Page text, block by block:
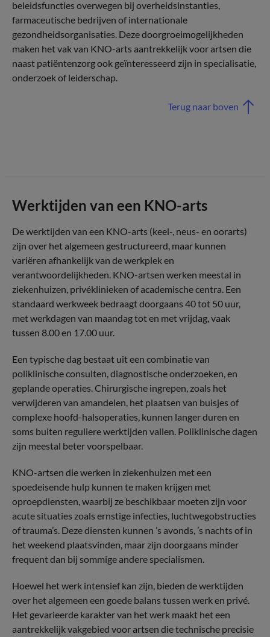
beleidsfuncties overwegen bij overheidsinstanties,
farmaceutische bedrijven of internationale
gezondheidsorganisaties. Deze doorgroeimogelijkheden
maken het vak van KNO-arts aantrekkelijk voor artsen die
naast patiëntenzorg ook geïnteresseerd zijn in specialisatie,
onderzoek of leiderschap.
Terug naar boven
Werktijden van een KNO-arts
De werktijden van een KNO-arts (keel-, neus- en oorarts)
zijn over het algemeen gestructureerd, maar kunnen
variëren afhankelijk van de werkplek en
verantwoordelijkheden. KNO-artsen werken meestal in
ziekenhuizen, privéklinieken of academische centra. Een
standaard werkweek bedraagt doorgaans 40 tot 50 uur,
met werkdagen van maandag tot en met vrijdag, vaak
tussen 8.00 en 17.00 uur.
Een typische dag bestaat uit een combinatie van
poliklinische consulten, diagnostische onderzoeken, en
geplande operaties. Chirurgische ingrepen, zoals het
verwijderen van amandelen, het plaatsen van buisjes of
complexe hoofd-halsoperaties, kunnen langer duren en
soms buiten reguliere werktijden vallen. Poliklinische dagen
zijn meestal beter voorspelbaar.
KNO-artsen die werken in ziekenhuizen met een
spoedeisende hulp kunnen te maken krijgen met
oproepdiensten, waarbij ze beschikbaar moeten zijn voor
acute situaties zoals ernstige infecties, luchtwegobstructies
of trauma’s. Deze diensten kunnen ’s avonds, ’s nachts of in
het weekend plaatsvinden, maar zijn doorgaans minder
frequent dan bij sommige andere specialismen.
Hoewel het werk intensief kan zijn, bieden de werktijden
over het algemeen een goede balans tussen werk en privé.
Het gevarieerde karakter van het werk maakt het een
aantrekkelijk vakgebied voor artsen die technische precisie